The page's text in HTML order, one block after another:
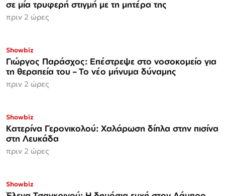
σε μία τρυφερή στιγμή με τη μητέρα της
πριν 2 ώρες
Showbiz
Γιώργος Παράσχος: Επέστρεψε στο νοσοκομείο για
τη θεραπεία του – Το νέο μήνυμα δύναμης
πριν 2 ώρες
Showbiz
Κατερίνα Γερονικολού: Χαλάρωση δίπλα στην πισίνα
στη Λευκάδα
πριν 2 ώρες
Showbiz